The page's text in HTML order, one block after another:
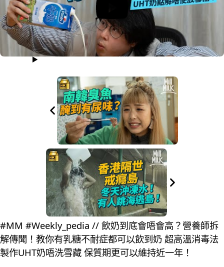
#MM #Weekly_pedia // 飲奶到底會唔會高？營養師拆
解傳聞！教你有乳糖不耐症都可以飲到奶 超高溫消毒法
製作UHT奶唔洗雪藏 保質期更可以維持近一年！